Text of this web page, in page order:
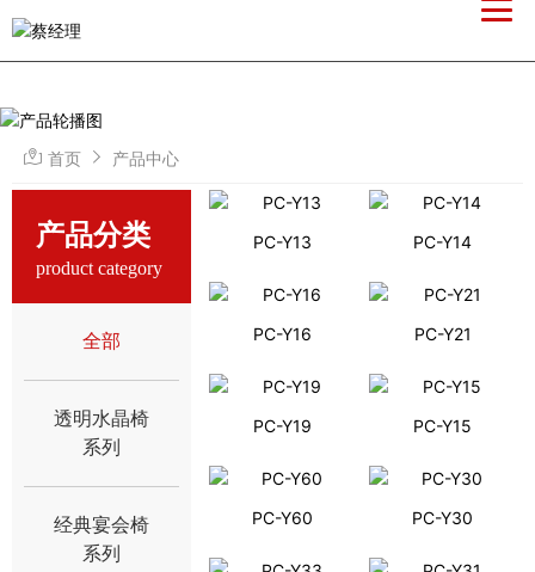
首页 产品中心
产品分类
product category
全部
透明水晶椅
系列
经典宴会椅
系列
PC-Y13 PC-Y14
PC-Y16 PC-Y21
PC-Y19 PC-Y15
PC-Y60 PC-Y30